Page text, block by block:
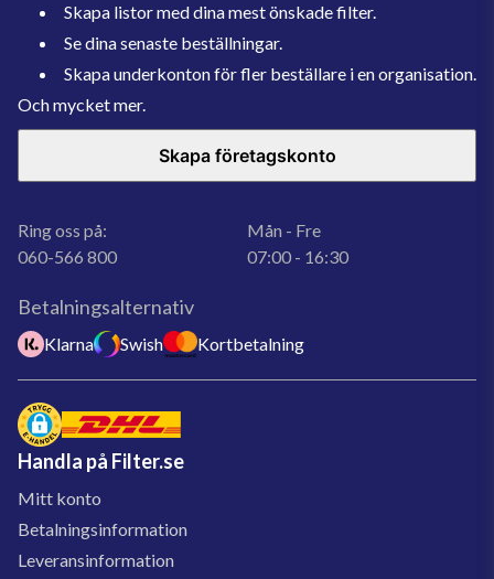
Skapa listor med dina mest önskade filter.
Se dina senaste beställningar.
Skapa underkonton för fler beställare i en organisation.
Och mycket mer.
Skapa företagskonto
Ring oss på:
060-566 800
Mån - Fre
07:00 - 16:30
Betalningsalternativ
Klarna Swish Kortbetalning
Handla på Filter.se
Mitt konto
Betalningsinformation
Leveransinformation